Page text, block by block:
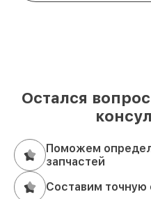
Остался
Поможем
запчастей
Составим точную